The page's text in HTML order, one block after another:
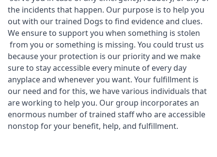
the incidents that happen. Our purpose is to help you
out with our trained Dogs to find evidence and clues.
We ensure to support you when something is stolen
from you or something is missing. You could trust us
because your protection is our priority and we make
sure to stay accessible every minute of every day
anyplace and whenever you want. Your fulfillment is
our need and for this, we have various individuals that
are working to help you. Our group incorporates an
enormous number of trained staff who are accessible
nonstop for your benefit, help, and fulfillment.